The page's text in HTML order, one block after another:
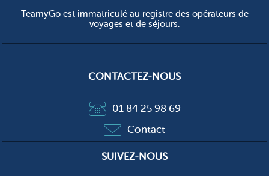
TeamyGo est immatriculé au registre des opérateurs de
voyages et de séjours.
CONTACTEZ-NOUS
01 84 25 98 69
Contact
SUIVEZ-NOUS